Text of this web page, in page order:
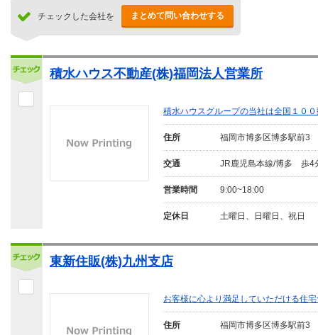
チェックした会社を まとめて問い合わせする
積水ハウス不動産(株)福岡法人営業所
積水ハウスグループの当社は全国１０
住所 福岡市博多区博多駅前3
交通 JR鹿児島本線/博多 歩4
営業時間 9:00~18:00
定休日 土曜日、日曜日、祝日
東新住販(株)九州支店
お客様に心より満足していただける住
住所 福岡市博多区博多駅前3